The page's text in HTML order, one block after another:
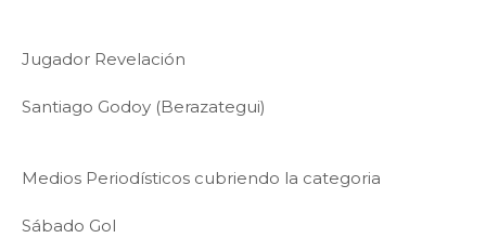
Jugador Revelación
Santiago Godoy (Berazategui)
Medios Periodísticos cubriendo la categoria
Sábado Gol